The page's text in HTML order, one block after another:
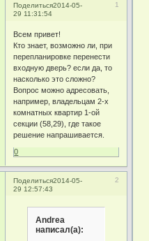
Поделиться 1
2014-05-
29 11:31:54
Всем привет!
Кто знает, возможно ли, при
перепланировке перенести
входную дверь? если да, то
насколько это сложно?
Вопрос можно адресовать,
например, владельцам 2-х
комнатных квартир 1-ой
секции (58,29), где такое
решение напрашивается.
0
Поделиться 2
2014-05-
29 12:57:43
Andrea
написал(а):